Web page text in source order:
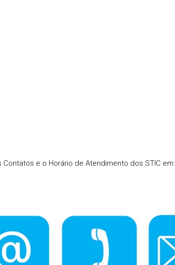
Contatos e o Horário de Atendimento dos STIC em: